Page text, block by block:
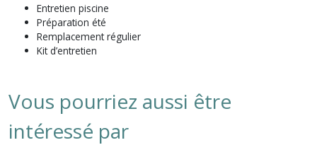
Entretien piscine
Préparation été
Remplacement régulier
Kit d’entretien
Vous pourriez aussi être
intéressé par